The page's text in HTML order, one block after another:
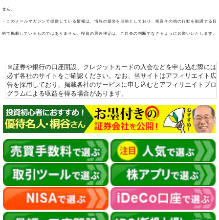
せん。
・このメールマガジンで提供している情報は、情報の提供を目的としており、投資その他の行動を勧誘する目
的で掲載しているものではありません。投資の最終決定は、ご自身の判断でなさるようにお願いいたします。
※証券や銀行の口座開設、クレジットカードの入会などを申し込む際には
必ず各社のサイトをご確認ください。なお、当サイトはアフィリエイト広
告を採用しており、掲載各社のサービスに申し込むとアフィリエイトプロ
グラムによる収益を得る場合があります。